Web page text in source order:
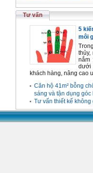
Tư vấn
5
môi
nắm
dưới
khách hàng, nâng cao
Căn hộ 41m² bỗng
sáng và tận dụng
Tư vấn thiết kế